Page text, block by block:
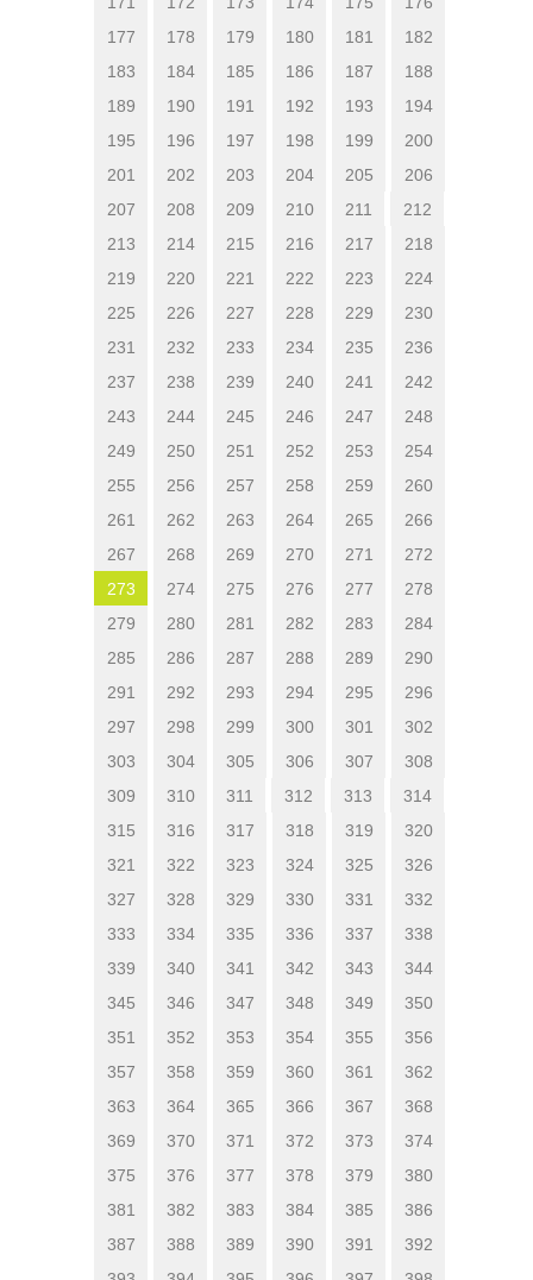
177
178 179 180 181
182
183
184 185 186 187
188
189
190 191 192 193
194
195
196 197 198 199
200
201
202 203 204 205
206
207
208 209 210 211
212
213
214 215 216 217
218
219
220 221 222 223
224
225
226 227 228 229
230
231
232 233 234 235
236
237
238 239 240 241
242
243
244 245 246 247
248
249
250 251 252 253
254
255
256 257 258 259
260
261
262 263 264 265
266
267
268 269 270 271
272
273
274 275 276 277
278
279
280 281 282 283
284
285
286 287 288 289
290
291
292 293 294 295
296
297
298 299 300 301
302
303
304 305 306 307
308
309
310 311 312 313
314
315
316 317 318 319
320
321
322 323 324 325
326
327
328 329 330 331
332
333
334 335 336 337
338
339
340 341 342 343
344
345
346 347 348 349
350
351
352 353 354 355
356
357
358 359 360 361
362
363
364 365 366 367
368
369
370 371 372 373
374
375
376 377 378 379
380
381
382 383 384 385
386
387
388 389 390 391
392